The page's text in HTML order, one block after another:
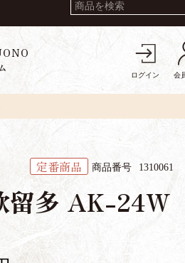
ログイン 会
定番商品 商品番号 1310061
留多 AK-24W